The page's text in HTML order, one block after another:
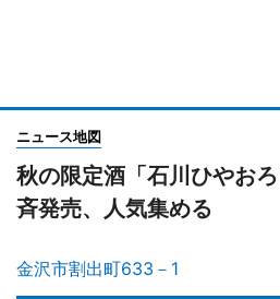
ニュース地図
秋の限定酒「石川ひやお
斉発売、人気集める
金沢市割出町633－1